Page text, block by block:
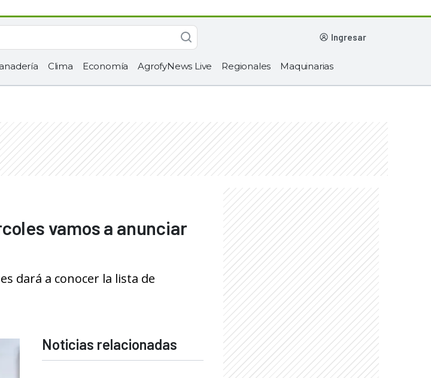
ingresar
Clima Economía AgrofyNews Live Regionales Maquinarias
vamos a anunciar
dará a conocer la lista de
Noticias relacionadas